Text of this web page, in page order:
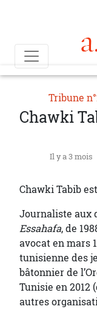
Aller au contenu
Tribune
Chawki
Il y a 3 mois
Chawki Tabib
Journaliste aux
Essahafa, de
avocat en mars
tunisienne des
bâtonnier de
Tunisie en 2012
autres